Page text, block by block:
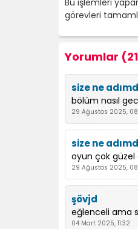
Bu işlemleri
görevleri
Yorumlar
size ne
bölüm nasıl
29 Ağustos 2025,
size ne
oyun çok güzel
29 Ağustos 2025,
şövjd
eğlenceli ama
04 Mart 2025, 11:32